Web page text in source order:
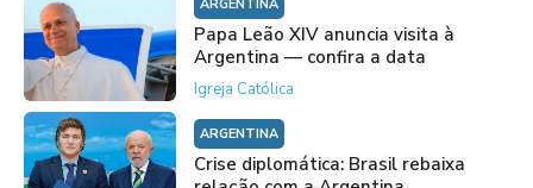
ARGENTINA
Papa Leão XIV anuncia visita à
Argentina — confira a data
Igreja Católica
ARGENTINA
Crise diplomática: Brasil rebaixa